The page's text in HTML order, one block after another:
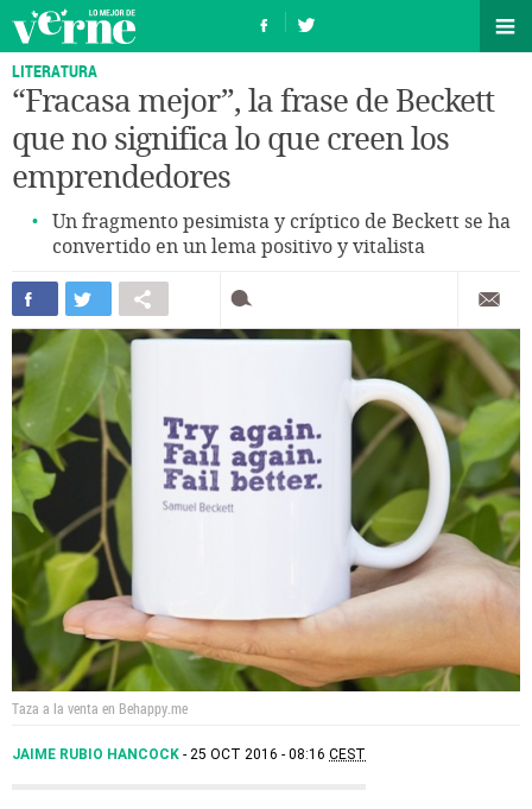
LITERATURA
“Fracasa mejor”, la frase de Beckett
que no significa lo que creen los
emprendedores
Un fragmento pesimista y críptico de Beckett se ha
convertido en un lema positivo y vitalista
Taza a la venta en Behappy.me
JAIME RUBIO HANCOCK 25 OCT 2016 - 08:16 CEST